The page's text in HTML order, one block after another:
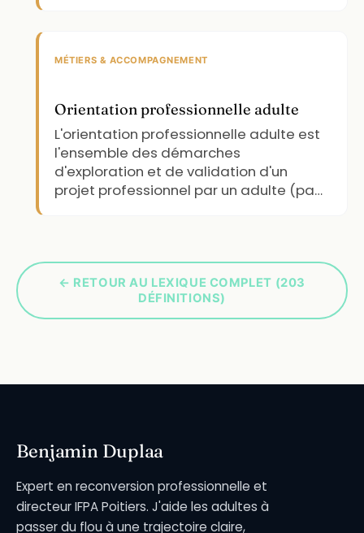
MÉTIERS & ACCOMPAGNEMENT
Orientation professionnelle adulte
L'orientation professionnelle adulte est
l'ensemble des démarches
d'exploration et de validation d'un
projet professionnel par un adulte (pa…
← RETOUR AU LEXIQUE COMPLET (203
DÉFINITIONS)
Benjamin Duplaa
Expert en reconversion professionnelle et
directeur IFPA Poitiers. J'aide les adultes à
passer du flou à une trajectoire claire,